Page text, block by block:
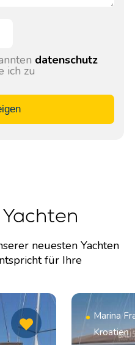
datenschutz
ich zu
neuesten Yachten
für Ihre
Marina
Kroatien